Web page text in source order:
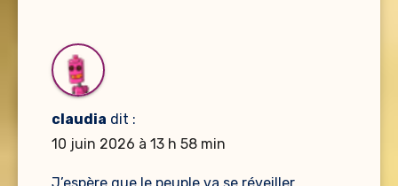
claudia dit :
10 juin 2026 à 13 h 58 min